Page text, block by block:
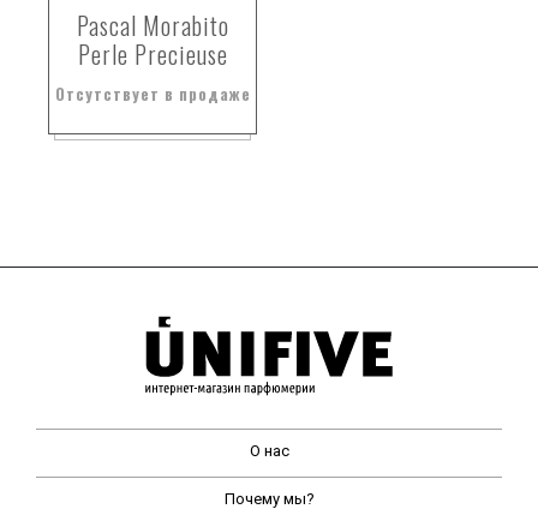
Pascal Morabito
Perle Precieuse
Отсутствует в продаже
О нас
Почему мы?